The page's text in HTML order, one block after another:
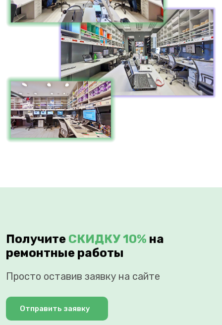
Получите СКИДКУ 10% на
ремонтные работы
Просто оставив заявку на сайте
Отправить заявку